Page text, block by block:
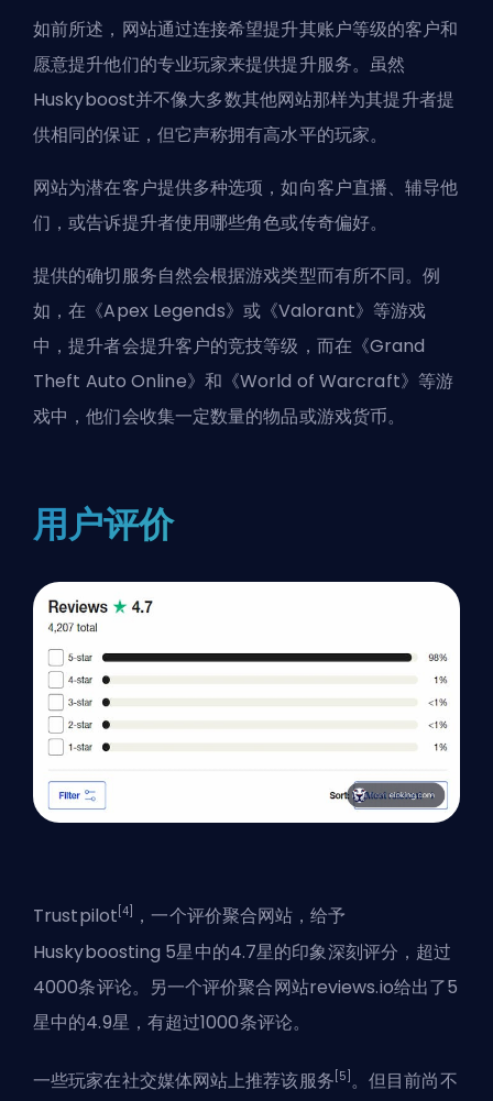
如前所述，网站通过连接希望提升其账户等级的客户和
愿意提升他们的专业玩家来提供提升服务。虽然
Huskyboost并不像大多数其他网站那样为其提升者提
供相同的保证，但它声称拥有高水平的玩家。
网站为潜在客户提供多种选项，如向客户直播、辅导他
们，或告诉提升者使用哪些角色或传奇偏好。
提供的确切服务自然会根据游戏类型而有所不同。例
如，在《Apex Legends》或《Valorant》等游戏
中，提升者会提升客户的竞技等级，而在《Grand
Theft Auto Online》和《World of Warcraft》等游
戏中，他们会收集一定数量的物品或游戏货币。
用户评价
Trustpilot [4]
，一个评价聚合网站，给予
Huskyboosting 5星中的4.7星的印象深刻评分，超过
4000条评论。另一个评价聚合网站reviews.io给出了5
星中的4.9星，有超过1000条评论。
一些玩家在社交媒体网站上推荐该服务 [5] 。但目前尚不